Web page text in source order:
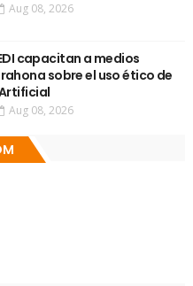
Aug 08, 2026
capacitan a medios
sobre el uso ético de
Aug 08, 2026